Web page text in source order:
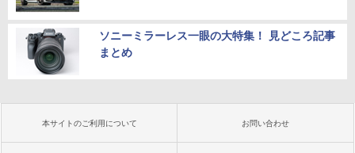
ソニーミラーレス一眼の大特集！ 見どころ記事
まとめ
本サイトのご利用について お問い合わせ